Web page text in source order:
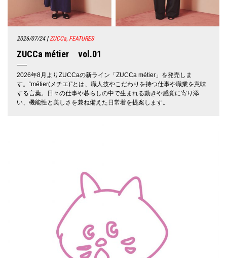
2026/07/24| ZUCCa, FEATURES
ZUCCa métier vol.01
2026年8月よりZUCCaの新ライン「ZUCCa métier」を発売しま
す。“métier(メチエ)”とは、職人技やこだわりを持つ仕事や職業を意味
する言葉。日々の仕事や暮らしの中で生まれる動きや感覚に寄り添
い、機能性と美しさを兼ね備えた日常着を提案します。